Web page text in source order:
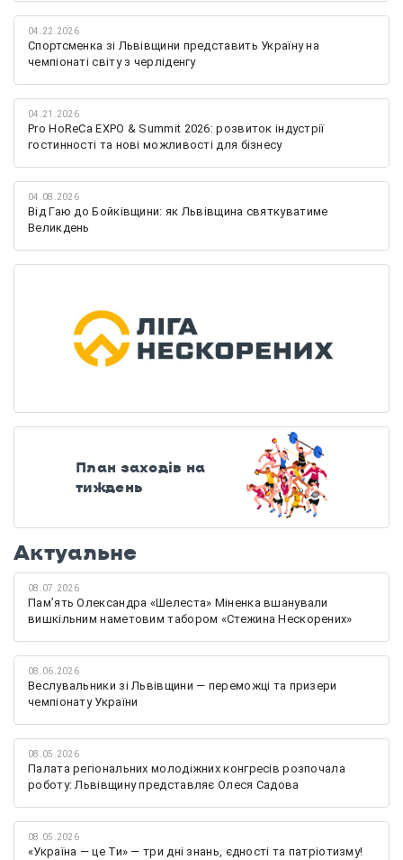
04.22.2026
Спортсменка зі Львівщини представить Україну на
чемпіонаті світу з черліденгу
04.21.2026
Pro HoReCa EXPO & Summit 2026: розвиток індустрії
гостинності та нові можливості для бізнесу
04.08.2026
Від Гаю до Бойківщини: як Львівщина святкуватиме
Великдень
План заходів на
тиждень
Актуальне
08.07.2026
Памʼять Олександра «Шелеста» Міненка вшанували
вишкільним наметовим табором «Стежина Нескорених»
08.06.2026
Веслувальники зі Львівщини — переможці та призери
чемпіонату України
08.05.2026
Палата регіональних молодіжних конгресів розпочала
роботу: Львівщину представляє Олеся Садова
08.05.2026
«Україна — це Ти» — три дні знань, єдності та патріотизму!